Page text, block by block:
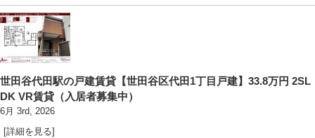
世田谷代田駅の戸建賃貸【世田谷区代田1丁目戸建】33.8万円 2SL
DK VR賃貸（入居者募集中）
6月 3rd, 2026
[詳細を見る]